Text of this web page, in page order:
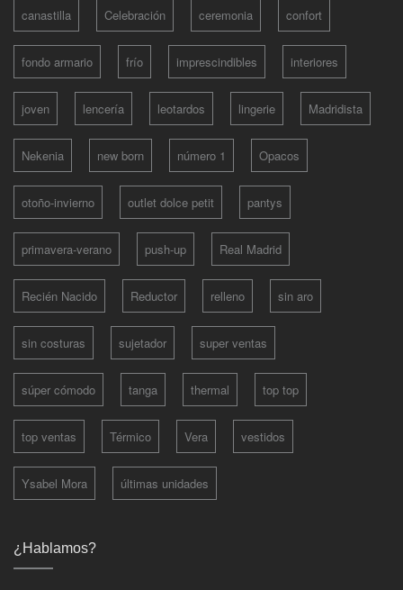
canastilla Celebración ceremonia confort
fondo armario frío imprescindibles interiores
joven lencería leotardos lingerie Madridista
Nekenia new born número 1 Opacos
otoño-invierno outlet dolce petit pantys
primavera-verano push-up Real Madrid
Recién Nacido Reductor relleno sin aro
sin costuras sujetador super ventas
súper cómodo tanga thermal top top
top ventas Térmico Vera vestidos
Ysabel Mora últimas unidades
¿Hablamos?